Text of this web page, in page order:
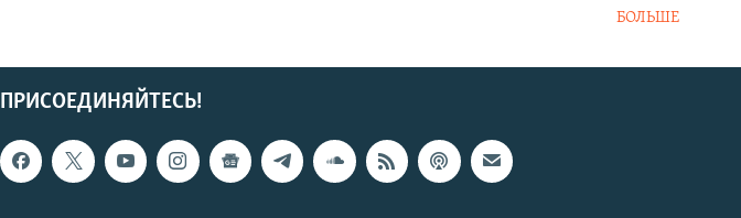
БОЛЬШЕ
ПРИСОЕДИНЯЙТЕСЬ!